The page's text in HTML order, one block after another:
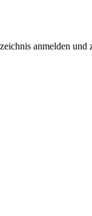
anmelden